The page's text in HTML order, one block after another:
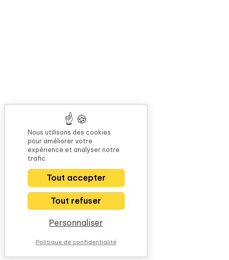
Nous utilisons des cookies
pour améliorer votre
expérience et analyser notre
trafic.
Tout accepter
Tout refuser
Personnaliser
Politique de confidentialité